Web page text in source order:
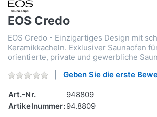
EOS Credo
EOS Credo - Einzigartiges Design mit
Keramikkacheln. Exklusiver Saunaofen
orientierte, private und gewerbliche
Geben Sie die erste
Art.-Nr.
948809
Artikelnummer:94.8809